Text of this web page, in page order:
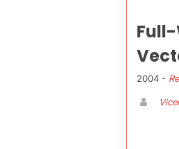
2004 -